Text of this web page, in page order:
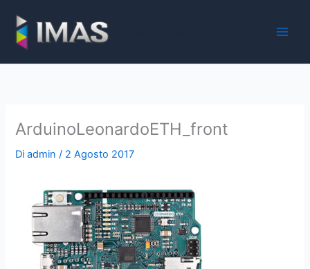
contenuto
ArduinoLeonardoETH_front
Diadmin/ 2 Agosto 2017